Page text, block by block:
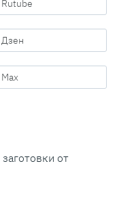
Rutube
Дзен
Max
от